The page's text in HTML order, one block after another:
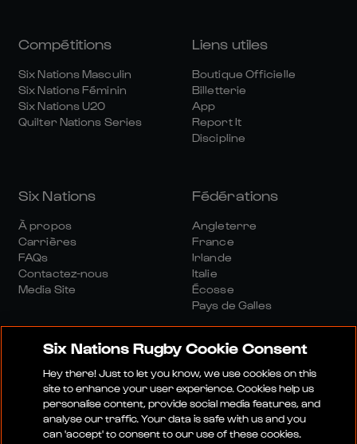
Compétitions
Six Nations Masculin
Six Nations Féminin
Six Nations U20
Quilter Nations Series
Liens utiles
Boutique Officielle
Billetterie
App
Report It
Discipline
Six Nations
À propos
Carrières
FAQs
Contactez-nous
Media Site
Fédérations
Angleterre
France
Irlande
Italie
Écosse
Pays de Galles
Site Média Conditions Générales
Politique De ConfidentialitéPolitique De Cookies
Politique Sociale Et Numérique
Six Nations Rugby Cookie Consent
Hey there! Just to let you know, we use cookies on this
site to enhance your user experience. Cookies help us
personalise content, provide social media features, and
analyse our traffic. Your data is safe with us and you
can 'accept' to consent to our use of these cookies.